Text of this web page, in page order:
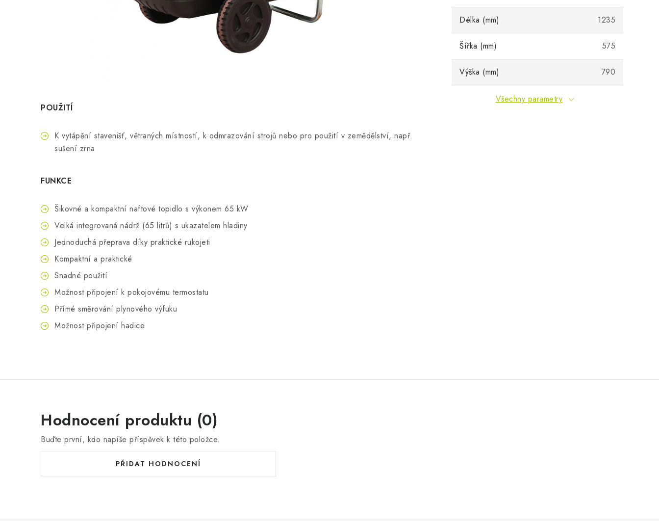
POUŽITÍ
K vytápění stavenišť, větraných místností, k odmrazování strojů nebo pro použití v zemědělství, např.
sušení zrna
FUNKCE
Šikovné a kompaktní naftové topidlo s výkonem 65 kW
Velká integrovaná nádrž (65 litrů) s ukazatelem hladiny
Jednoduchá přeprava díky praktické rukojeti
Kompaktní a praktické
Snadné použití
Možnost připojení k pokojovému termostatu
Přímé směrování plynového výfuku
Možnost připojení hadice
Délka (mm) 1235
Šířka (mm) 575
Výška (mm) 790
Všechny parametry
Hodnocení produktu (0)
Buďte první, kdo napíše příspěvek k této položce.
PŘIDAT HODNOCENÍ